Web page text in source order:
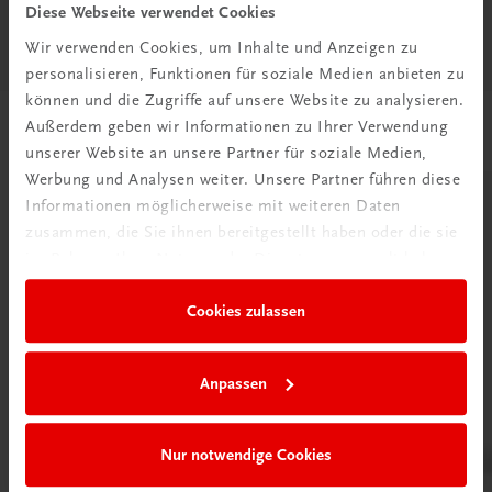
Diese Webseite verwendet Cookies
Wir verwenden Cookies, um Inhalte und Anzeigen zu
personalisieren, Funktionen für soziale Medien anbieten zu
können und die Zugriffe auf unsere Website zu analysieren.
Außerdem geben wir Informationen zu Ihrer Verwendung
unserer Website an unsere Partner für soziale Medien,
Werbung und Analysen weiter. Unsere Partner führen diese
Informationen möglicherweise mit weiteren Daten
zusammen, die Sie ihnen bereitgestellt haben oder die sie
Cookies zulassen
Anpassen
Nur notwendige Cookies
mit Haselnüssen – hier sind alle Sünden
versammelt.
Ausführliche Anleitung zu Grundtechniken, wie
Strudelteig und Baguette selbst backen, und
zahlreiche Profitipp.
Über die Autorin: Caroline Bretherton ist Mutter von
zwei Kindern und weiß, was gut schmeckt. Aus dieser
privaten Passion wurde eine Berufung und so gründete
Passende Produkte